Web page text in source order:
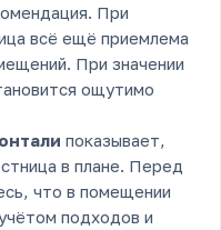
При
всё ещё приемлема
При значении
ощутимо
показывает,
в плане. Перед
что в помещении
подходов и